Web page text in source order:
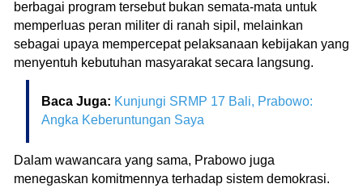
berbagai program tersebut bukan semata-mata untuk
memperluas peran militer di ranah sipil, melainkan
sebagai upaya mempercepat pelaksanaan kebijakan yang
menyentuh kebutuhan masyarakat secara langsung.
Baca Juga: Kunjungi SRMP 17 Bali, Prabowo:
Angka Keberuntungan Saya
Dalam wawancara yang sama, Prabowo juga
menegaskan komitmennya terhadap sistem demokrasi.